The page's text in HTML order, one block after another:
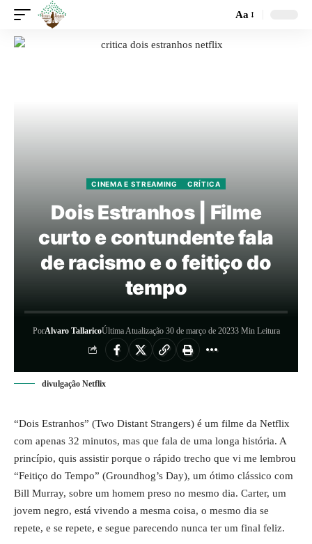
Aa
CINEMA E STREAMING CRÍTICA
Dois Estranhos | Filme
curto e contundente fala
de racismo e o feitiço do
tempo
PorAlvaro TallaricoÚltima Atualização 30 de março de 20233 Min Leitura
divulgação Netflix
“Dois Estranhos” (Two Distant Strangers) é um filme da Netflix
com apenas 32 minutos, mas que fala de uma longa história. A
princípio, quis assistir porque o rápido trecho que vi me lembrou
“Feitiço do Tempo” (Groundhog’s Day), um ótimo clássico com
Bill Murray, sobre um homem preso no mesmo dia. Carter, um
jovem negro, está vivendo a mesma coisa, o mesmo dia se
repete, e se repete, e segue parecendo nunca ter um final feliz.